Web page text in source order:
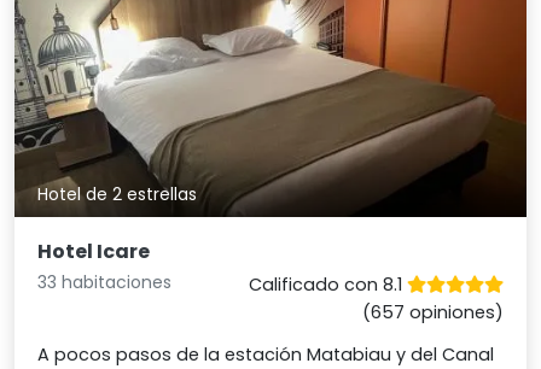
Hotel de 2 estrellas
Hotel Icare
33 habitaciones
Calificado con 8.1
(657 opiniones)
A pocos pasos de la estación Matabiau y del Canal